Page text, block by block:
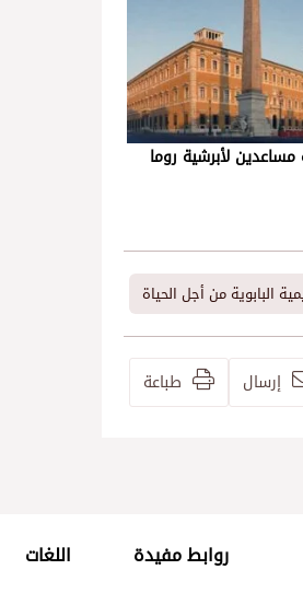
مساعدين لأبرشية روما
البابوية من أجل الحياة
إرسال طباعة
روابط مفيدة اللغات